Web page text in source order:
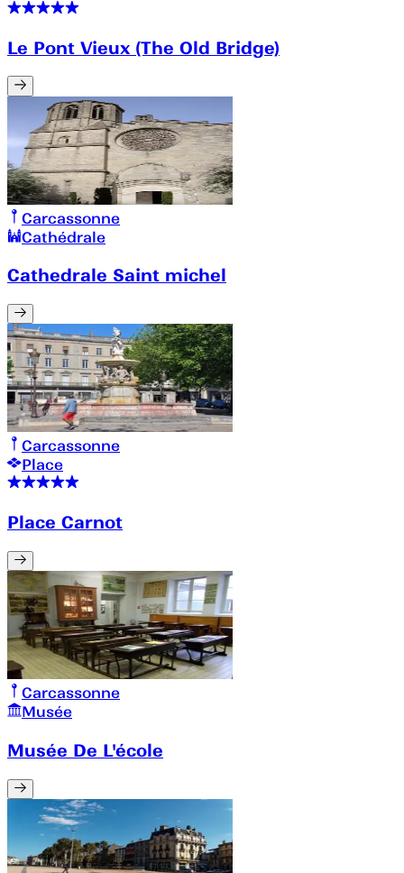
Le Pont Vieux (The Old Bridge)
Carcassonne
Cathédrale
Cathedrale Saint michel
Carcassonne
Place
Place Carnot
Carcassonne
Musée
Musée De L'école